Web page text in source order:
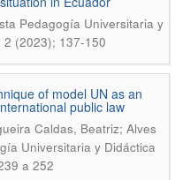
Pedagogía Universitaria y
2 (2023); 137-150
of model UN as an
public law
Caldas, Beatriz; Alves
Universitaria y Didáctica
a 252